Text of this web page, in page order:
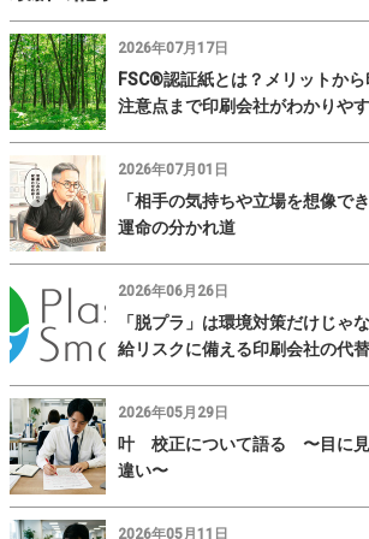
2026年07月17日
FSC®認証紙とは？メリットか
注意点まで印刷会社がわかりや
2026年07月01日
「相手の気持ちや立場を想像で
運命の分かれ道
2026年06月26日
「脱プラ」は環境対策だけじゃ
給リスクに備える印刷会社の代
2026年05月29日
叶 校正について語る 〜目に見
違い〜
2026年05月11日